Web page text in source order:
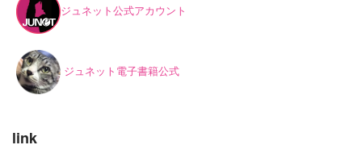
ジュネット公式アカウント
ジュネット電子書籍公式
link